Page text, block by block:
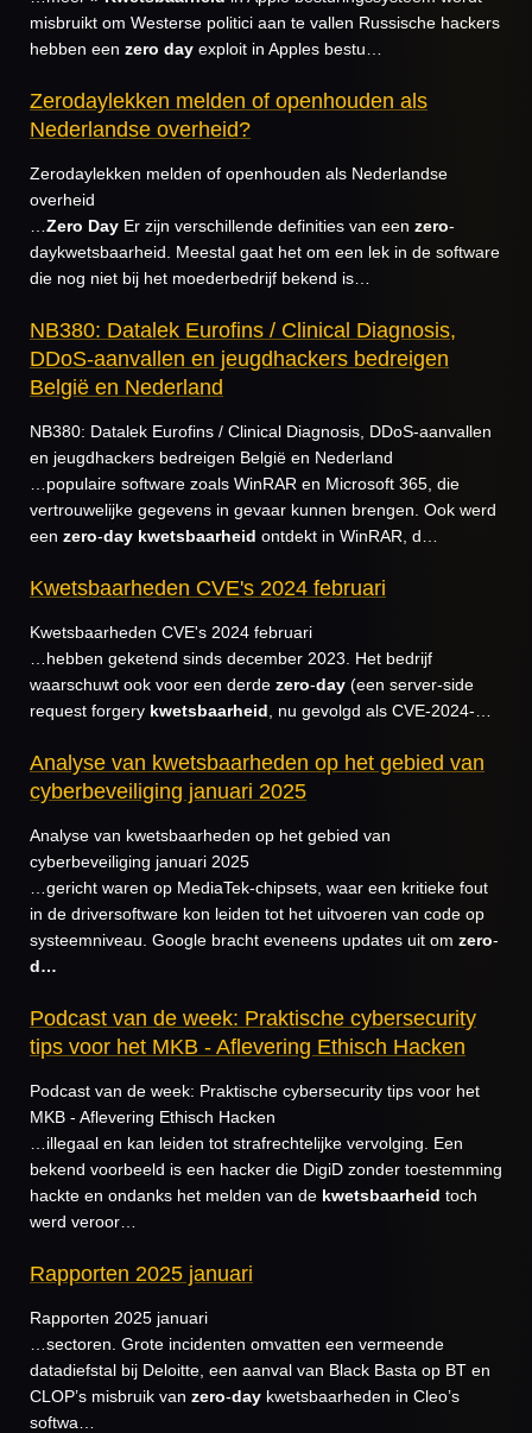
misbruikt om Westerse politici aan te vallen Russische hackers
hebben een zero day exploit in Apples bestu…
Zerodaylekken melden of openhouden als
Nederlandse overheid?
Zerodaylekken melden of openhouden als Nederlandse
overheid
Zero Day Er zijn verschillende definities van een zero-
daykwetsbaarheid. Meestal gaat het om een lek in de software
die nog niet bij het moederbedrijf bekend is…
NB380: Datalek Eurofins / Clinical Diagnosis,
DDoS-aanvallen en jeugdhackers bedreigen
België en Nederland
NB380: Datalek Eurofins / Clinical Diagnosis, DDoS-aanvallen
en jeugdhackers bedreigen België en Nederland
…populaire software zoals WinRAR en Microsoft 365, die
vertrouwelijke gegevens in gevaar kunnen brengen. Ook werd
een zero-day kwetsbaarheid ontdekt in WinRAR, d…
Kwetsbaarheden CVE's 2024 februari
Kwetsbaarheden CVE's 2024 februari
…hebben geketend sinds december 2023. Het bedrijf
waarschuwt ook voor een derde zero-day (een server-side
request forgery kwetsbaarheid , nu gevolgd als CVE-2024-…
Analyse van kwetsbaarheden op het gebied van
cyberbeveiliging januari 2025
Analyse van kwetsbaarheden op het gebied van
cyberbeveiliging januari 2025
…gericht waren op MediaTek-chipsets, waar een kritieke fout
in de driversoftware kon leiden tot het uitvoeren van code op
systeemniveau. Google bracht eveneens updates uit om zero-
d…
Podcast van de week: Praktische cybersecurity
tips voor het MKB - Aflevering Ethisch Hacken
Podcast van de week: Praktische cybersecurity tips voor het
MKB - Aflevering Ethisch Hacken
…illegaal en kan leiden tot strafrechtelijke vervolging. Een
bekend voorbeeld is een hacker die DigiD zonder toestemming
hackte en ondanks het melden van de kwetsbaarheid toch
werd veroor…
Rapporten 2025 januari
Rapporten 2025 januari
…sectoren. Grote incidenten omvatten een vermeende
datadiefstal bij Deloitte, een aanval van Black Basta op BT en
CLOP’s misbruik van zero-day kwetsbaarheden in Cleo’s
softwa…